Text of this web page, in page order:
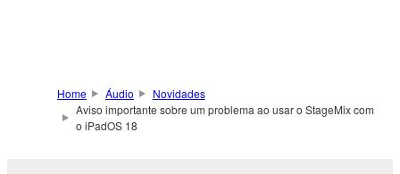
Home Áudio
Novidades
Aviso importante sobre um problema ao usar o StageMix com
o iPadOS 18